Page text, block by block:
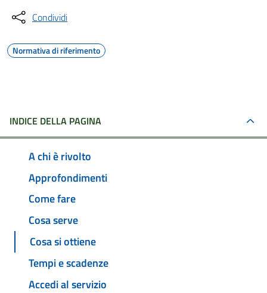
Condividi
Normativa di riferimento
INDICE DELLA PAGINA
A chi è rivolto
Approfondimenti
Come fare
Cosa serve
Cosa si ottiene
Tempi e scadenze
Accedi al servizio